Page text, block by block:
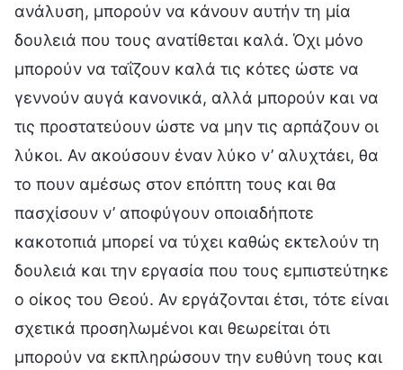
ανάλυση, μπορούν να κάνουν αυτήν τη μία
δουλειά που τους ανατίθεται καλά. Όχι μόνο
μπορούν να ταΐζουν καλά τις κότες ώστε να
γεννούν αυγά κανονικά, αλλά μπορούν και να
τις προστατεύουν ώστε να μην τις αρπάζουν οι
λύκοι. Αν ακούσουν έναν λύκο ν’ αλυχτάει, θα
το πουν αμέσως στον επόπτη τους και θα
πασχίσουν ν’ αποφύγουν οποιαδήποτε
κακοτοπιά μπορεί να τύχει καθώς εκτελούν τη
δουλειά και την εργασία που τους εμπιστεύτηκε
ο οίκος του Θεού. Αν εργάζονται έτσι, τότε είναι
σχετικά προσηλωμένοι και θεωρείται ότι
μπορούν να εκπληρώσουν την ευθύνη τους και